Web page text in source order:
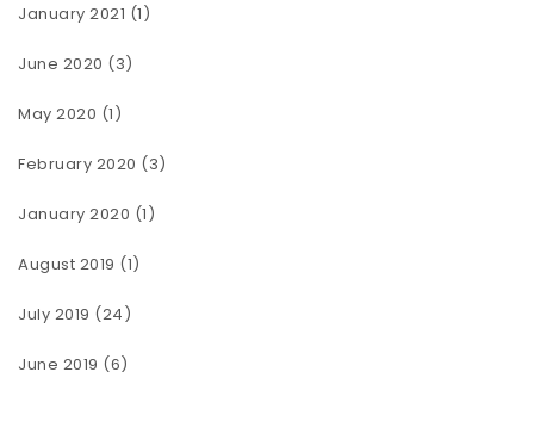
January 2021 (1)
June 2020 (3)
May 2020 (1)
February 2020 (3)
January 2020 (1)
August 2019 (1)
July 2019 (24)
June 2019 (6)